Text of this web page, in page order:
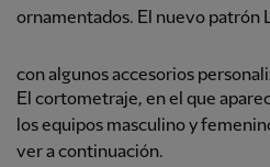
ornamentados. El nuevo patrón
con algunos accesorios
El cortometraje, en el que
los equipos masculino y
ver a continuación.